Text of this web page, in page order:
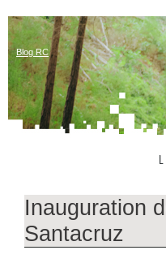
Blog RC
Inauguration
Santacruz